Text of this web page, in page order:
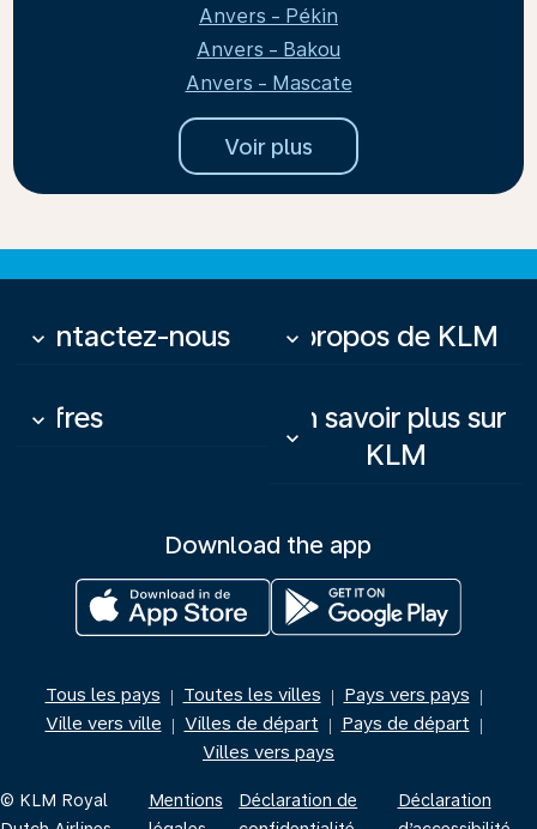
Anvers - Pékin
Anvers - Bakou
Anvers - Mascate
Voir plus
Contactez-nous
keyboard_arrow_down À propos de KLM
keyboard_arrow_down
Offres
keyboard_arrow_down
En savoir plus sur
KLM
keyboard_arrow_down
Download the app
Tous les pays | Toutes les villes | Pays vers pays |
Ville vers ville | Villes de départ | Pays de départ |
Villes vers pays
© KLM Royal
Mentions
Déclaration de
Déclaration